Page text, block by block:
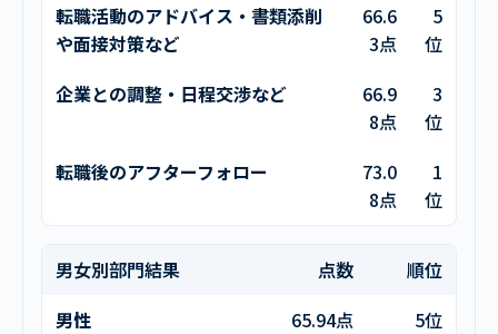
転職活動のアドバイス・書類添削
や面接対策など
66.6
3点
5
位
企業との調整・日程交渉など
66.9
8点
3
位
転職後のアフターフォロー
73.0
8点
1
位
男女別部門結果 点数
順位
男性
65.94点
5位